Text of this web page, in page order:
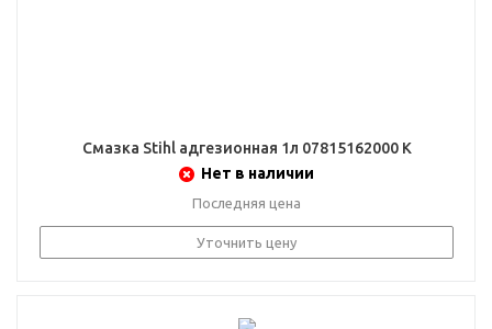
Смазка Stihl адгезионная 1л 07815162000 К
Нет в наличии
Последняя цена
Уточнить цену